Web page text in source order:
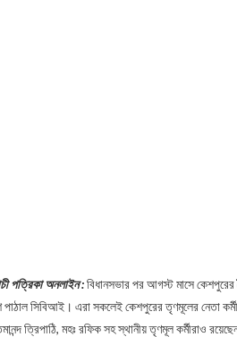
পত্রিকা অনলাইন :বিধানসভার পর আগস্ট মাসে
সিবিআই। এরা সকলেই কেশপুরের তৃণমূলের নেতা কর্মী
ত্রিপাঠি, মহঃ রফিক সহ স্থানীয় তৃণমূল কর্মীরাও